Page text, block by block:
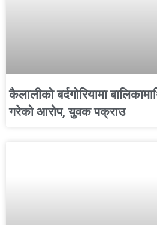
कैलालीको बर्दगोरियामा
गरेको आरोप, युवक पक्राउ